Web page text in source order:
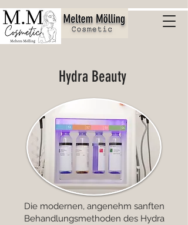
Hydra Beauty
Die modernen, angenehm sanften
Behandlungsmethoden des Hydra